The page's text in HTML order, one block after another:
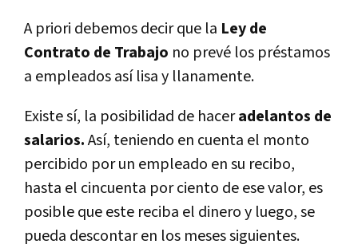
A priori debemos decir que la Ley de
Contrato de Trabajo no prevé los préstamos
a empleados así lisa y llanamente.
Existe sí, la posibilidad de haceradelantos de
salarios.Así, teniendo en cuenta el monto
percibido por un empleado en su recibo,
hasta el cincuenta por ciento de ese valor, es
posible que este reciba el dinero y luego, se
pueda descontar en los meses siguientes.